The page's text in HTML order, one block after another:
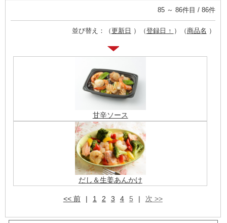
85 ～ 86件目 / 86件
並び替え：（更新日 ）（登録日 ）（商品名 ）
甘辛ソース
だし＆生姜あんかけ
<< 前 1 2 3 4 5 次 >>